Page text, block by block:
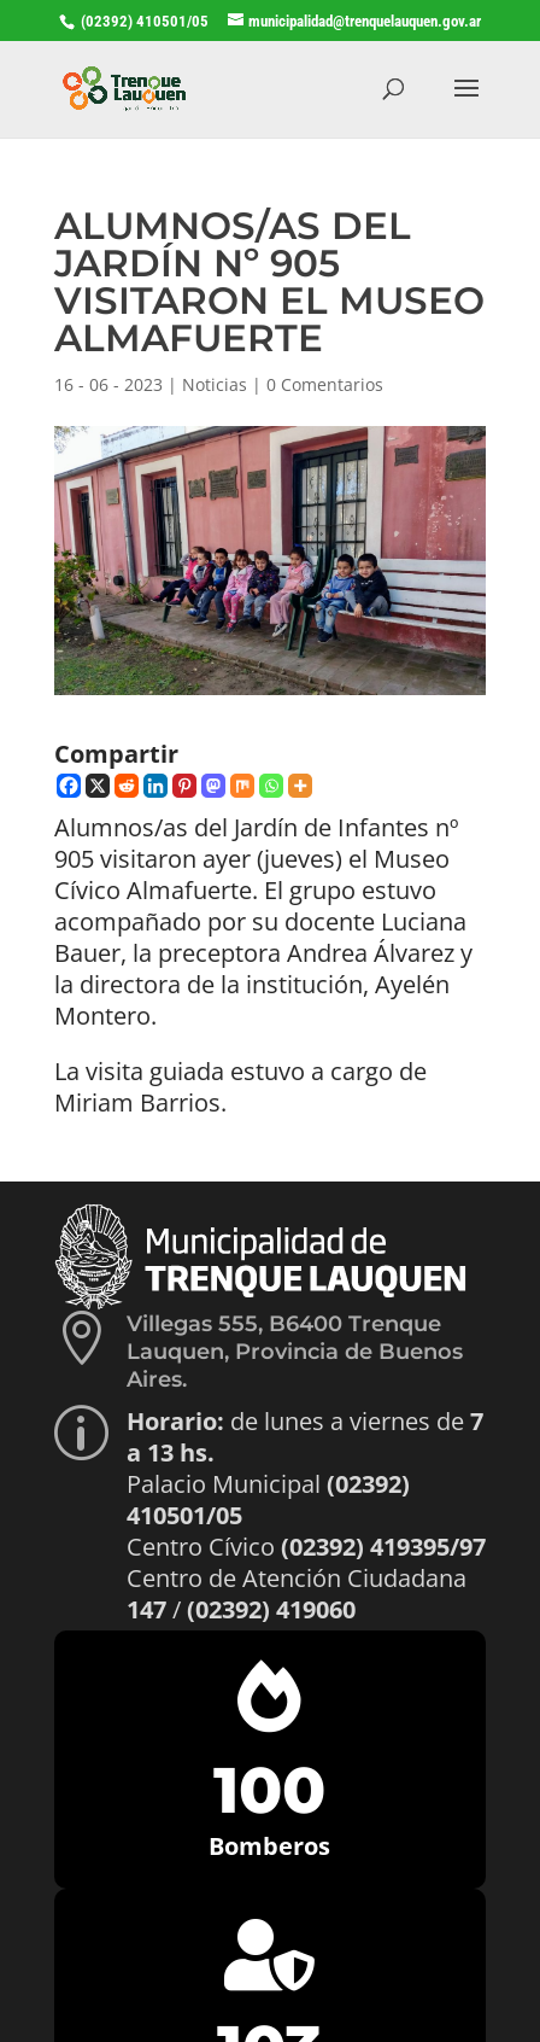
(02392) 410501/05 municipalidad@trenquelauquen.gov.ar
ALUMNOS/AS DEL
JARDÍN Nº 905
VISITARON EL MUSEO
ALMAFUERTE
16 - 06 - 2023 | Noticias | 0 Comentarios
Compartir
Alumnos/as del Jardín de Infantes nº
905 visitaron ayer (jueves) el Museo
Cívico Almafuerte. El grupo estuvo
acompañado por su docente Luciana
Bauer, la preceptora Andrea Álvarez y
la directora de la institución, Ayelén
Montero.
La visita guiada estuvo a cargo de
Miriam Barrios.

Villegas 555, B6400 Trenque
Lauquen, Provincia de Buenos
Aires.
p Horario: de lunes a viernes de7
a 13 hs.
Palacio Municipal (02392)
410501/05
Centro Cívico (02392) 419395/97
Centro de Atención Ciudadana
147/(02392) 419060

100
Bomberos
